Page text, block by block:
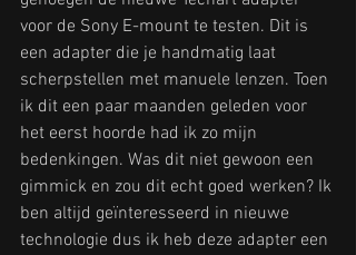
voor de Sony E-mount te testen. Dit is
een adapter die je handmatig laat
scherpstellen met manuele lenzen. Toen
ik dit een paar maanden geleden voor
het eerst hoorde had ik zo mijn
bedenkingen. Was dit niet gewoon een
gimmick en zou dit echt goed werken? Ik
ben altijd geïnteresseerd in nieuwe
technologie dus ik heb deze adapter een